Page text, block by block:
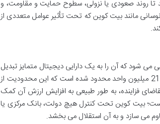
تا روند صعودی یا نزولی، سطوح حمایت و مقاومت، و
مانند بیت کوین که تحت تأثیر عوامل متعددی از
شود که آن را به یک دارایی دیجیتال متمایز تبدیل
کرده است. اولین و مهم ترین عامل، کمیابی آن است؛ حداکثر عرضه بیت کوین به 21 میلیون واحد محدود شده است که این محدودیت از
فزاینده، به طور طبیعی به افزایش ارزش آن کمک
بیت کوین تحت کنترل هیچ دولت، بانک مرکزی یا
می سازد و به آن استقلال می بخشد.